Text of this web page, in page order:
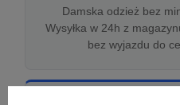
Damska odzież bez
Wysyłka w 24h z
bez wyjazdu do